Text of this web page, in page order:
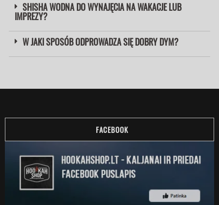
SHISHA WODNA DO WYNAJĘCIA NA WAKACJE LUB
IMPREZY?
W JAKI SPOSÓB ODPROWADZA SIĘ DOBRY DYM?
FACEBOOK